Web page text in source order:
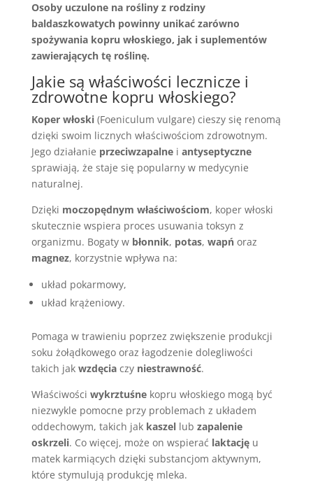
Osoby uczulone na rośliny z rodziny
baldaszkowatych powinny unikać zarówno
spożywania kopru włoskiego, jak i suplementów
zawierających tę roślinę.
Jakie są właściwości lecznicze i
zdrowotne kopru włoskiego?
Koper włoski(Foeniculum vulgare) cieszy się renomą
dzięki swoim licznych właściwościom zdrowotnym.
Jego działanie przeciwzapalnei antyseptyczne
sprawiają, że staje się popularny w medycynie
naturalnej.
Dzięki moczopędnym właściwościom, koper włoski
skutecznie wspiera proces usuwania toksyn z
organizmu. Bogaty w błonnik, potas, wapńoraz
magnez, korzystnie wpływa na:
układ pokarmowy,
układ krążeniowy.
Pomaga w trawieniu poprzez zwiększenie produkcji
soku żołądkowego oraz łagodzenie dolegliwości
takich jak wzdęciaczy niestrawność.
Właściwości wykrztuśnekopru włoskiego mogą być
niezwykle pomocne przy problemach z układem
oddechowym, takich jak kaszellub zapalenie
oskrzeli. Co więcej, może on wspierać laktacjęu
matek karmiących dzięki substancjom aktywnym,
które stymulują produkcję mleka.